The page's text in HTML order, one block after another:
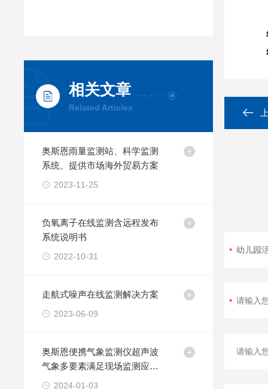
相关文章
Related Articles
奥斯恩雨量监测站、科学监测
系统、提供市场海外贸易方案
2023-11-25
负氧离子在线监测含远程发布
系统说明书
2022-10-31
走航式噪声在线监测解决方案
2023-06-09
奥斯恩便携气象监测仪超声波
气象多要素满足现场监测应急
响应应用方案
2024-01-03